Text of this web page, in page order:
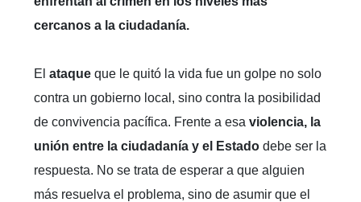
cercanos a la ciudadanía.
El ataque que le quitó la vida fue un golpe no solo
contra un gobierno local, sino contra la posibilidad
de convivencia pacífica. Frente a esa violencia, la
unión entre la ciudadanía y el Estado debe ser la
respuesta. No se trata de esperar a que alguien
más resuelva el problema, sino de asumir que el